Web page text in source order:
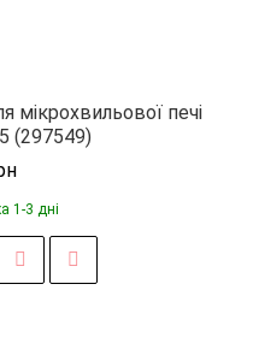
мікрохвильової печі
(297549)
1-3 дні